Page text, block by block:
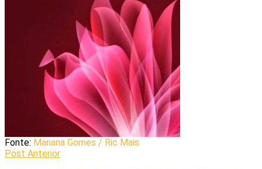
Fonte: Mariana Gomes / Ric Mais
Post Anterior